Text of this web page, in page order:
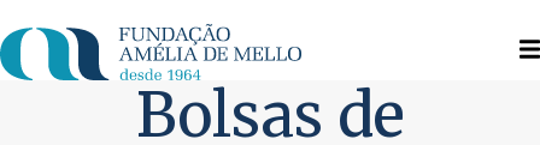
to
content
Bolsas de